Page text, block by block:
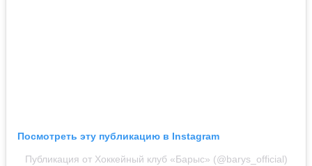
Посмотреть эту публикацию в Instagram
Публикация от Хоккейный клуб «Барыс» (@barys_official)